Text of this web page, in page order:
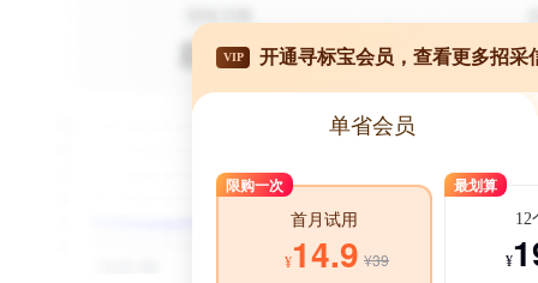
VIP 开通寻标宝会员，查看更多招采
单省会员
限购一次
首月试用
¥14.9 ¥39
最划算
12
¥